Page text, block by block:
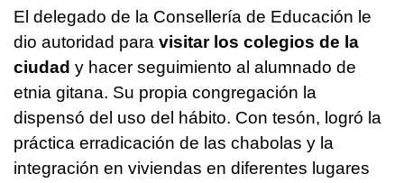
El delegado de la Consellería de Educación le
dio autoridad para visitar los colegios de la
ciudad y hacer seguimiento al alumnado de
etnia gitana. Su propia congregación la
dispensó del uso del hábito. Con tesón, logró la
práctica erradicación de las chabolas y la
integración en viviendas en diferentes lugares